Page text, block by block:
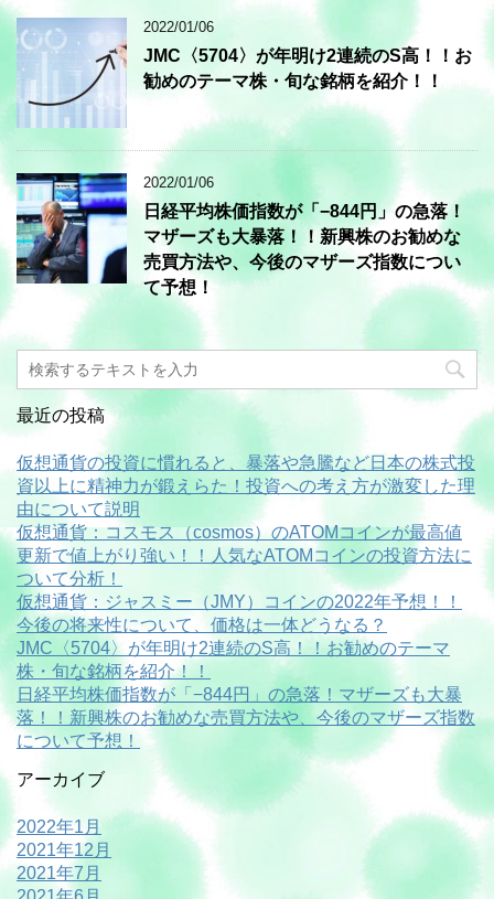
2022/01/06
JMC〈5704〉が年明け2連続のS高！！お
勧めのテーマ株・旬な銘柄を紹介！！
2022/01/06
日経平均株価指数が「−844円」の急落！
マザーズも大暴落！！新興株のお勧めな
売買方法や、今後のマザーズ指数につい
て予想！
最近の投稿
仮想通貨の投資に慣れると、暴落や急騰など日本の株式投
資以上に精神力が鍛えらた！投資への考え方が激変した理
由について説明
仮想通貨：コスモス（cosmos）のATOMコインが最高値
更新で値上がり強い！！人気なATOMコインの投資方法に
ついて分析！
仮想通貨：ジャスミー（JMY）コインの2022年予想！！
今後の将来性について、価格は一体どうなる？
JMC〈5704〉が年明け2連続のS高！！お勧めのテーマ
株・旬な銘柄を紹介！！
日経平均株価指数が「−844円」の急落！マザーズも大暴
落！！新興株のお勧めな売買方法や、今後のマザーズ指数
について予想！
アーカイブ
2022年1月
2021年12月
2021年7月